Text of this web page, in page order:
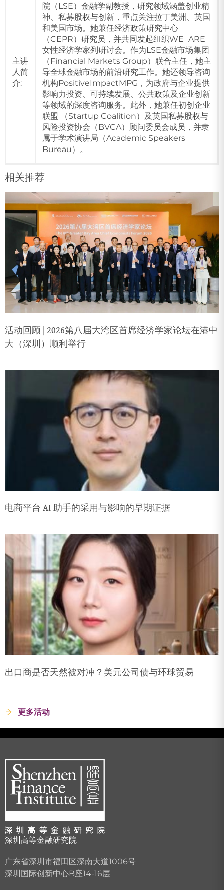
主讲
人简
介:
院（LSE）金融学副教授，研究领域涵盖创业精
神、私募股权与创新，重点关注拉丁美洲、英国
和美国市场。她兼任经济政策研究中心
（CEPR）研究员，并共同发起组织WE_ARE
女性经济学家列研讨会。作为LSE金融市场集团
（Financial Markets Group）联合主任，她主
导全球金融市场的前沿研究工作。她还领导咨询
机构PositiveImpactMPG，为政府与企业提供
影响力投资、可持续发展、公共政策及企业创新
等领域的深度咨询服务。此外，她兼任初创企业
联盟 （Startup Coalition）及英国私募股权与
风险投资协会（BVCA）顾问委员会成员，并隶
属于学术演讲局（Academic Speakers
Bureau）。
相关推荐
活动回顾 | 2026第八届大湾区首席经济学家论坛在港中
大（深圳）顺利举行
电商平台 AI 助手的采用与影响的早期证据
出口商是否天然被对冲？美元公司债与环球贸易
更多活动
深圳高等金融研究院
广东省深圳市福田区深南大道1006号
深圳国际创新中心B座14-16层